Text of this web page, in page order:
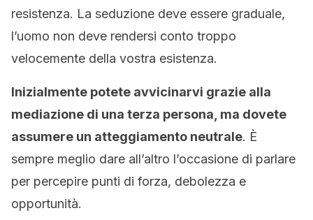
resistenza. La seduzione deve essere graduale,
l’uomo non deve rendersi conto troppo
velocemente della vostra esistenza.
Inizialmente potete avvicinarvi grazie alla
mediazione di una terza persona, ma dovete
assumere un atteggiamento neutrale. È
sempre meglio dare all’altro l’occasione di parlare
per percepire punti di forza, debolezza e
opportunità.